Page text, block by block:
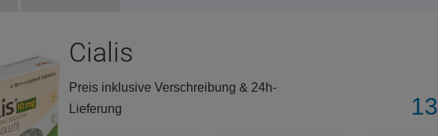
Cialis
Preis inklusive Verschreibung & 24h-
Lieferung